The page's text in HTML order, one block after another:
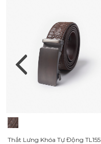
Thắt Lưng Khóa Tự Động TL155